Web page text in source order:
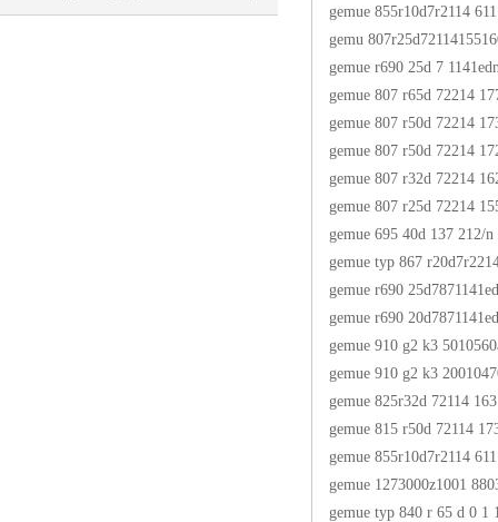
gemue 855r10d7r2114
gemu
gemue r690 25d 7
gemue 807 r65d 72214
gemue 807 r50d 72214
gemue 807 r50d 72214
gemue 807 r32d 72214
gemue 807 r25d 72214
gemue 695 40d 137 212/
gemue typ 867
gemue r690
gemue r690
gemue 910 g2 k3
gemue 910 g2 k3
gemue 825r32d 72114 163
gemue 815 r50d 72114
gemue 855r10d7r2114
gemue 1273000z1001
gemue typ 840 r 65 d 0 1